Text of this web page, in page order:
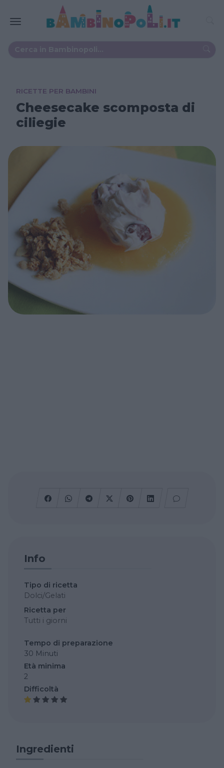
RICETTE PER BAMBINI
Cheesecake scomposta di
ciliegie
Info
Tipo di ricetta
Dolci/Gelati
Ricetta per
Tutti i giorni
Tempo di preparazione
30 Minuti
Età minima
2
Difficoltà
Ingredienti